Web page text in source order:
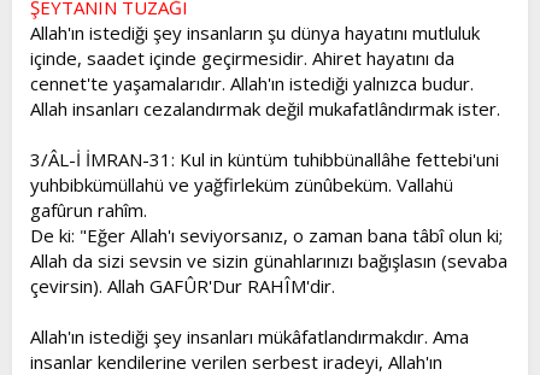
ŞEYTANIN TUZAĞI
Allah'ın istediği şey insanların şu dünya hayatını mutluluk
içinde, saadet içinde geçirmesidir. Ahiret hayatını da
cennet'te yaşamalarıdır. Allah'ın istediği yalnızca budur.
Allah insanları cezalandırmak değil mukafatlândırmak ister.
3/ÂL-İ İMRAN-31: Kul in küntüm tuhibbünallâhe fettebi'uni
yuhbibkümüllahü ve yağfirleküm zünûbeküm. Vallahü
gafûrun rahîm.
De ki: "Eğer Allah'ı seviyorsanız, o zaman bana tâbî olun ki;
Allah da sizi sevsin ve sizin günahlarınızı bağışlasın (sevaba
çevirsin). Allah GAFÛR'Dur RAHÎM'dir.
Allah'ın istediği şey insanları mükâfatlandırmakdır. Ama
insanlar kendilerine verilen serbest iradeyi, Allah'ın